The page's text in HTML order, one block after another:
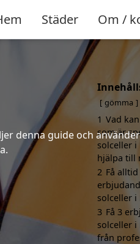
Städer Om /
denna guide och
gömma
1 Vad
som är
solceller i
hjälpa till
2 Få alltid
solceller i
3 Få 3
solceller i
från